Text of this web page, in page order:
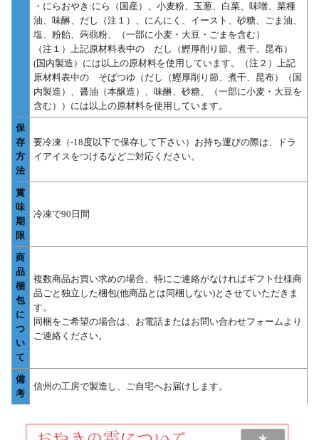
・にらおやき:にら（国産）、小麦粉、玉葱、白菜、味噌、菜種
油、味醂、だし（注１）、にんにく、イースト、砂糖、ごま油、
塩、粉飴、蒟蒻粉、（一部に小麦・大豆・ごまを含む）
（注１）上記原材料表中の だし（鰹厚削り節、煮干、昆布）
(国内製造）には以上の原材料を使用しています。（注２）上記
原材料表中の そばつゆ（だし（鰹厚削り節、煮干、昆布）（国
内製造）、醤油（本醸造）、味醂、砂糖、（一部に小麦・大豆を
含む））には以上の原材料を使用しています。
保
存
方
法
要冷凍（-18度以下で保存して下さい）お持ち運びの際は、ドラ
イアイスをつけるなどご対応ください。
賞
味
期
限
冷凍で90日間
商
品
梱
包
に
つ
い
て
複数商品お買い求めの場合、特にご連絡がなければギフト仕様商
品ごと独立した梱包(他商品とは同梱しない)とさせていただきま
す。
同梱をご希望の場合は、お電話またはお問い合わせフォームより
ご連絡ください。
備
考
信州の工房で製造し、ご自宅へお届けします。